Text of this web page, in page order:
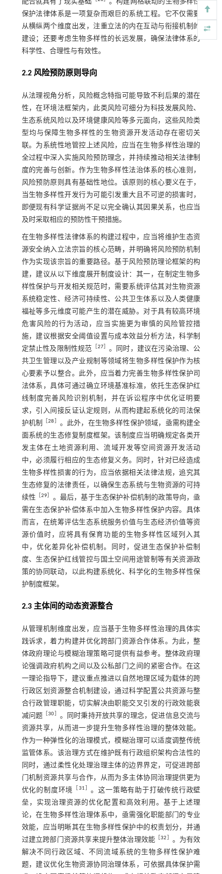
配合就具有了现实基础
。构建网格联动的生物多样性
保护法律体系是一项复杂而艰巨的系统工程。它不仅需要
从横纵两个维度出发，注重立法的内在互动与衔接机制的
建设；还要考虑生物多样性的长远发展，确保法律体系的
科学性、合理性与有效性。
2.2 风险预防原则导向
从法理视角分析，风险概念特指可能导致不利后果的潜在
性，在环境法框架内，此类风险可细分为科技发展风险、
生态系统风险以及环境健康风险等多元面向，这些风险类
型均与保障生物多样性的生物资源开发活动存在密切关
联。为系统性地管控上述风险，应当在生物多样性治理的
全过程中深入实施风险预防理念，并持续推动相关法律制
度的完善与创新。作为生物多样性法治体系的核心准则，
风险预防原则具有基础性地位。该原则的核心要义在于，
当生物多样性开发行为可能引发重大且不可逆的损害时，
即便现有科学证据尚不足以完全确认其因果关系，也应当
及时采取相应的预防性干预措施。
在生物多样性法律体系的构建过程中，应当将维护生态资
源安全纳入立法宗旨的核心范畴，并明确将风险预防机制
作为实现该宗旨的重要路径。基于风险预防理论框架的构
建，建议从以下维度展开制度设计：其一，在制定生物多
样性保护与开发相关规范时，需要系统评估其对生物资源
系统稳定性、经济可持续性、公共卫生体系以及人类健康
福祉等多元维度可能产生的潜在威胁。对于具有较高环境
危害风险的行为活动，应当实施更为审慎的风险管控措
施，建议根据安全阈值设置与成本效益分析方法，科学制
定禁止性及限制性规范
27］ 。同时，建议在污染治理、公
共卫生管理以及产业规制等领域将生物多样性保护作为核
心要素予以整合。此外，应当着力完善生物多样性保护司
法体系，具体可通过确立环境基准标准，依托生态保护红
线制度完善风险识别机制，并在诉讼程序中优化证明要
求，引入间接反证认定规则，从而构建起系统化的司法保
护机制
［28
。此外，在生物多样性保护领域，亟需构建全
面系统的生态修复制度框架。该制度应当明确规定各类开
发主体在土地资源利用、流域开发等空间资源开发活动
中，必须履行相应的生态修复义务。同时，针对已经造成
生物多样性损害的行为，应当依据相关法律法规，追究其
生态修复的法律责任，以确保生态系统与生物资源的可持
续性 ［29
。最后，基于生态保护补偿机制的政策导向，亟
需在生态保护补偿体系中加入生物多样性保护内容。具体
而言，在统筹评估生态系统服务价值与生态经济价值等资
源价值时，应将具有保育功能的生物多样性区域列入其
中，优化差异化补偿机制。同时，促进生态保护补偿制
度、生态保护红线管控与国土空间用途管制等有关资源政
策的协同联动，以此构建系统化、科学化的生物多样性保
护制度框架。
2.3 主体间的动态资源整合
从管理机制维度出发，应当基于生物多样性治理的具体实
践诉求，着力构建并优化跨部门资源合作体系。为此，整
体政府理论与模糊治理策略可提供有益参考。整体政府理
论强调政府机构之间以及公私部门之间的紧密合作。在这
一理论指导下，建议重点推进以自然地理区域为载体的跨
行政区划资源整合机制建设，通过科学配置公共资源与整
合行政管理职能，切实解决由职能交叉引发的行政效能衰
减问题 ［30
。同时秉持开放共享的理念，促进信息交流与
资源共享，从而进一步提升生物多样性治理的整体效能。
作为一种弹性化的治理模式，模糊治理可以适度调整传统
监管体系。该治理方式在维护既有行政组织架构合法性的
同时，通过柔性化处理治理主体的边界界定，可促进跨部
门机制资源共享与合作，从而为多主体协同治理提供更为
优化的制度环境
31
。这一策略有助于打破传统行政壁
垒，实现治理资源的优化配置和高效利用。基于上述理
论，在生物多样性治理体系中，亟需强化职能部门的专业
效能，应当明晰其在生物多样性保护中的权责划分，并通
过建立跨部门资源共享来提升整体治理效能 ［32
。为有效
解决不同行政区域、不同流域系统的生物多样性保护难
题，建议优化生物资源协同治理体系，可依据具体保护需